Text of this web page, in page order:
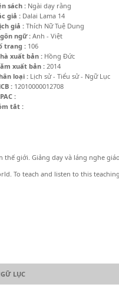
sách : Ngài dạy rằng
giả : Dalai Lama 14
giả :Thích Nữ Tuệ Dung
ngữ :Anh - Việt
trang : 106
xuất bản : Hồng Đức
xuất bản : 2014
loại : Lịch sử - Tiểu sử - Ngữ Lục
: 12010000012708
:
tắt :
thế giới. Giảng dạy và láng nghe
To teach and listen to this
LỤC